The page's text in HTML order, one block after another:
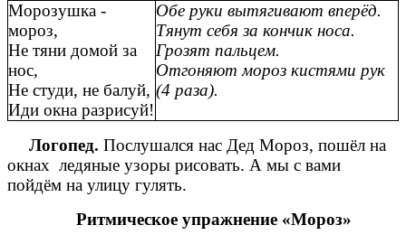
Морозушка -
мороз,
Не тяни домой за
нос,
Не студи, не балуй,
Иди окна разрисуй!
Обе руки вытягивают вперёд.
Тянут себя за кончик носа.
Грозят пальцем.
Отгоняют мороз кистями рук
(4 раза).
Логопед. Послушался нас Дед Мороз, пошёл на
окнах ледяные узоры рисовать. А мы с вами
пойдём на улицу гулять.
Ритмическое упражнение «Мороз»